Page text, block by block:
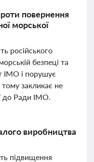
повернення
морської
російського
безпеці та
ІМО і порушує
закликає не
до Ради ІМО.
виробництва
підвищення